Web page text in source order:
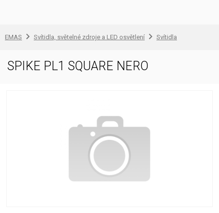
EMAS Svítidla, světelné zdroje a LED osvětlení Svítidla
SPIKE PL1 SQUARE NERO